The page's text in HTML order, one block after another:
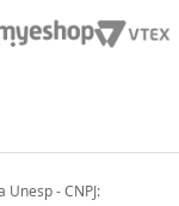
- CNPJ: